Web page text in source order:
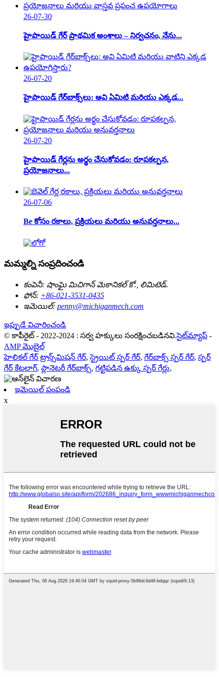
26-07-30
హైపాయిడ్ గేర్ ప్రాథమిక అంశాలు – నిర్వచనం, నేను...
26-07-20
హైపాయిడ్ గేర్‌బాక్స్‌లు: అవి ఏమిటి మరియు ఎక్కడ...
26-07-20
హైపాయిడ్ గేర్లను అర్థం చేసుకోవడం: రూపకల్పన,
ప్రయోజనాలు...
26-07-06
Be కోసం రకాలు, ప్రక్రియలు మరియు అనువర్తనాలు...
మమ్మల్ని సంప్రదించండి
కంపెనీ: షాంఘై మిచిగాన్ మెకానికల్ కో., లిమిటెడ్.
ఫోన్: +86-021-3531-0435
ఇమెయిల్: penny@michiganmech.com
ఇప్పుడే విచారించండి
© కాపీరైట్ - 2022-2024 : సర్వ హక్కులు సంరక్షించబడినవి.సైట్‌మ్యాప్ -
AMP మొబైల్
హెలికల్ గేర్ ట్రాన్స్‌మిషన్ గేర్,స్ట్రెయిట్ స్పర్ గేర్, గేర్‌బాక్స్ స్పర్ గేర్, స్పర్
గేర్ కేటలాగ్, ప్లానెటరీ గేర్‌బాక్స్, గట్టిపడిన ఉక్కు స్పర్ గేర్లు,
ఇమెయిల్ పంపండి
x